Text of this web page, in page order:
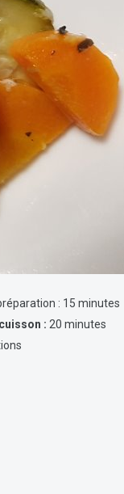
: 15 minutes
: 20 minutes